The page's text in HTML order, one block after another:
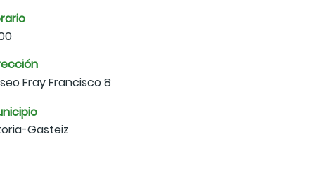
Fray Francisco 8
Gasteiz